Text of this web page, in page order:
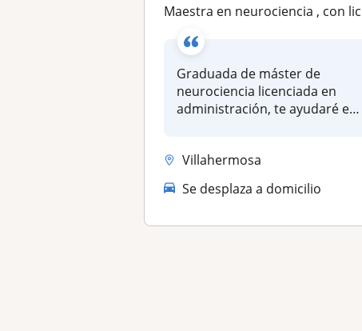
Maestra en neurociencia , con licenciatura en administración y experiencia en recursos humanos
Graduada de máster de
neurociencia licenciada en
administración, te ayudaré en
Villahermosa
Se desplaza a domicilio